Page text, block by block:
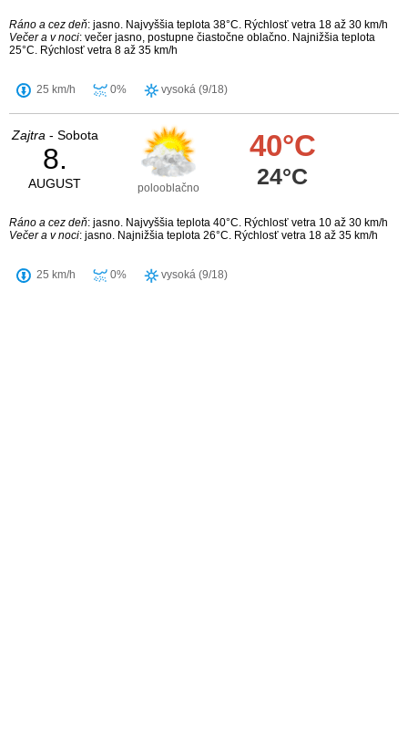
Ráno a cez deň: jasno. Najvyššia teplota 38°C. Rýchlosť vetra 18 až 30 km/h
Večer a v noci: večer jasno, postupne čiastočne oblačno. Najnižšia teplota
25°C. Rýchlosť vetra 8 až 35 km/h
25 km/h 0% vysoká (9/18)
Zajtra - Sobota
8.
AUGUST polooblačno
40°C
24°C
Ráno a cez deň: jasno. Najvyššia teplota 40°C. Rýchlosť vetra 10 až 30 km/h
Večer a v noci: jasno. Najnižšia teplota 26°C. Rýchlosť vetra 18 až 35 km/h
25 km/h 0% vysoká (9/18)